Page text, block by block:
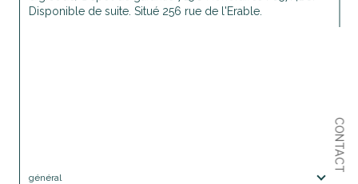
CONTACT
Disponible de suite. Situé 256 rue de l'Erable.
général